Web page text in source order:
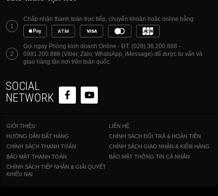
1
Chấp nhận thanh toán trực tiếp, chuyển khoản hoặc online bằng
2
Gọi ngay Phòng kinh doanh Online - ĐT: (028) 38.200.888 -
0981.200.888 (Viber, Zalo, WhatsApp, iMessage) để được tư vấn và
giao hàng tận nơi trên toàn quốc.
SOCIAL
NETWORK
GIỚI THIỆU
LIÊN HỆ
HƯỚNG DẪN ĐẶT HÀNG
CHÍNH SÁCH ĐỔI TRẢ & HOÀN TIỀN
CHÍNH SÁCH THANH TOÁN
CHÍNH SÁCH GIAO NHẬN & KIỂM HÀNG
BẢO MẬT THANH TOÁN
BẢO MẬT THÔNG TIN CÁ NHÂN
CHÍNH SÁCH TIẾP NHẬN & GIẢI QUYẾT
KHIẾU NẠI